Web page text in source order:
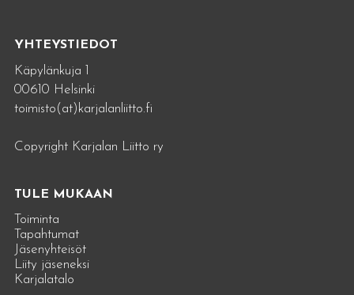
YHTEYSTIEDOT
Käpylänkuja 1
00610 Helsinki
toimisto(at)karjalanliitto.fi
Copyright Karjalan Liitto ry
TULE MUKAAN
Toiminta
Tapahtumat
Jäsenyhteisöt
Liity jäseneksi
Karjalatalo